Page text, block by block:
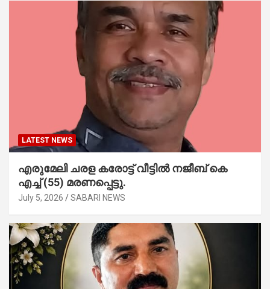
LATEST NEWS
എരുമേലി ചരള കരോട്ട് വീട്ടിൽ നജീബ് കെ
എച്ച് (55) മരണപ്പെട്ടു.
July 5, 2026 SABARI NEWS